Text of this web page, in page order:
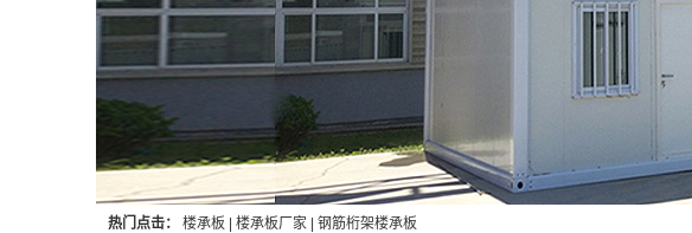
热门点击： 楼承板 楼承板厂家 钢筋桁架楼承板